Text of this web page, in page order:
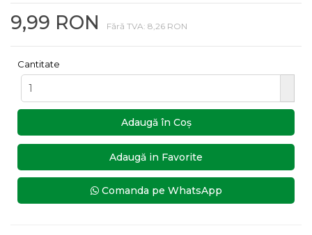
9,99 RON Fără TVA: 8,26 RON
Cantitate
Adaugă în Coş
Adaugă in Favorite
Comanda pe WhatsApp